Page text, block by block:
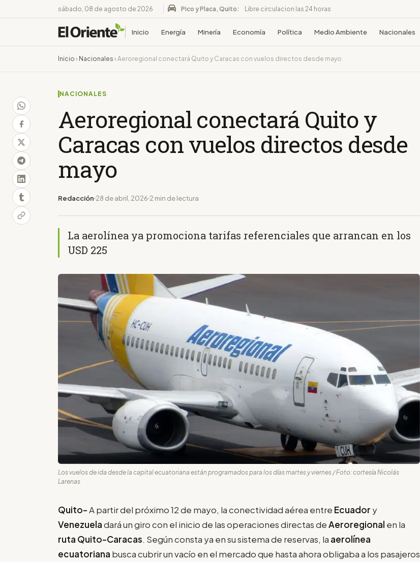
sábado, 08 de agosto de 2026 Pico y Placa, Quito: Libre circulacion las 24 horas
Inicio Energía Minería Economía Política Medio Ambiente Nacionales
Inicio › Nacionales › Aeroregional conectará Quito y Caracas con vuelos directos desde mayo
NACIONALES
Aeroregional conectará Quito y
Caracas con vuelos directos desde
mayo
Redacción 28 de abril, 2026 2 min de lectura
La aerolínea ya promociona tarifas referenciales que arrancan en los
USD 225
Los vuelos de ida desde la capital ecuatoriana están programados para los días martes y viernes / Foto: cortesía Nicolás
Larenas
Quito-A partir del próximo 12 de mayo, la conectividad aérea entre Ecuador y
Venezueladará un giro con el inicio de las operaciones directas deAeroregional en la
ruta Quito-Caracas. Según consta ya en su sistema de reservas, la aerolínea
ecuatoriana busca cubrir un vacío en el mercado que hasta ahora obligaba a los pasajeros